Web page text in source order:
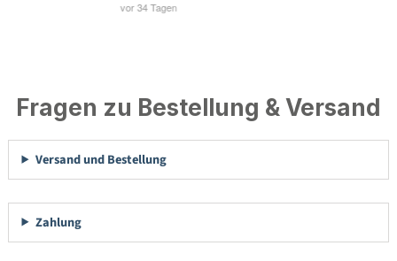
Fragen zu Bestellung & Versand
Versand und Bestellung
Zahlung